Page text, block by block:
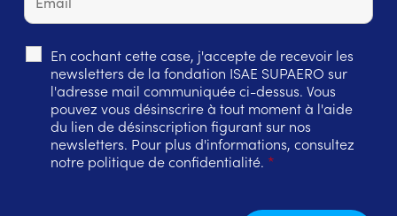
En cochant cette case, j'accepte de recevoir les
newsletters de la fondation ISAE SUPAERO sur
l'adresse mail communiquée ci-dessus. Vous
pouvez vous désinscrire à tout moment à l'aide
du lien de désinscription figurant sur nos
newsletters. Pour plus d'informations, consultez
notre politique de confidentialité. *